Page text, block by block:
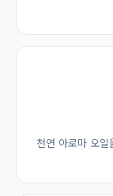
천연 아로마 오